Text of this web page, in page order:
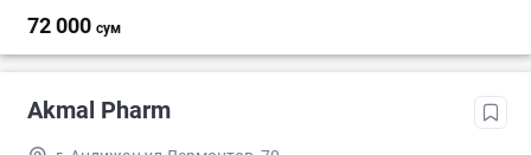
72 000 сум
Akmal Pharm